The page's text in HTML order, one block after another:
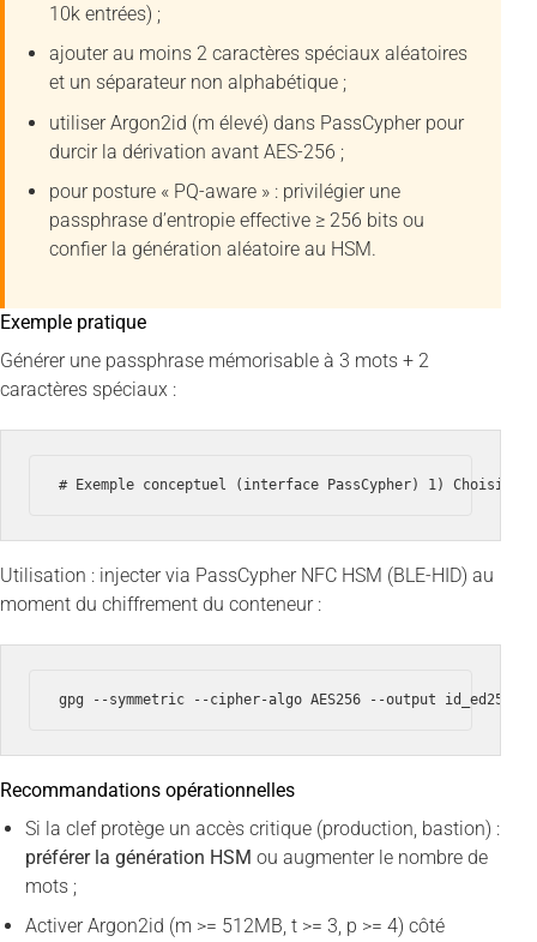
10k entrées) ;
ajouter au moins 2 caractères spéciaux aléatoires
et un séparateur non alphabétique ;
utiliser Argon2id (m élevé) dans PassCypher pour
durcir la dérivation avant AES-256 ;
pour posture « PQ-aware » : privilégier une
passphrase d’entropie effective ≥ 256 bits ou
confier la génération aléatoire au HSM.
Exemple pratique
Générer une passphrase mémorisable à 3 mots + 2
caractères spéciaux :
# Exemple conceptuel (interface PassCypher) 1)
Utilisation : injecter via PassCypher NFC HSM (BLE-HID) au
moment du chiffrement du conteneur :
gpg --symmetric --cipher-algo AES256 --output
Recommandations opérationnelles
Si la clef protège un accès critique (production, bastion) :
préférer la génération HSM ou augmenter le nombre de
mots ;
Activer Argon2id (m >= 512MB, t >= 3, p >= 4) côté